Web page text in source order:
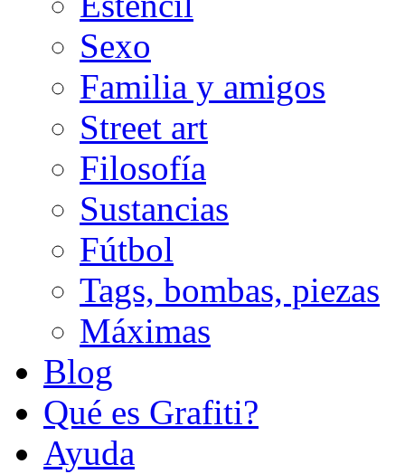
Sexo
Familia y amigos
Street art
Filosofía
Sustancias
Fútbol
Tags, bombas, piezas
Máximas
Blog
Qué es Grafiti?
Ayuda